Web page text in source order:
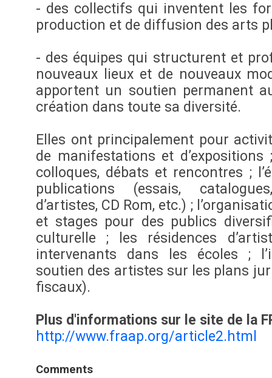
- des collectifs qui inventent les
production et de diffusion des arts
- des équipes qui structurent et
nouveaux lieux et de nouveaux
apportent un soutien permanent
création dans toute sa diversité.
Elles ont principalement pour
de manifestations et d’expositions
colloques, débats et rencontres ;
publications (essais,
d’artistes, CD Rom, etc.) ;
et stages pour des publics
culturelle ; les résidences
intervenants dans les écoles ;
soutien des artistes sur les plans
fiscaux).
Plus d'informations sur le site de la
http://www.fraap.org/article2.html
Comments